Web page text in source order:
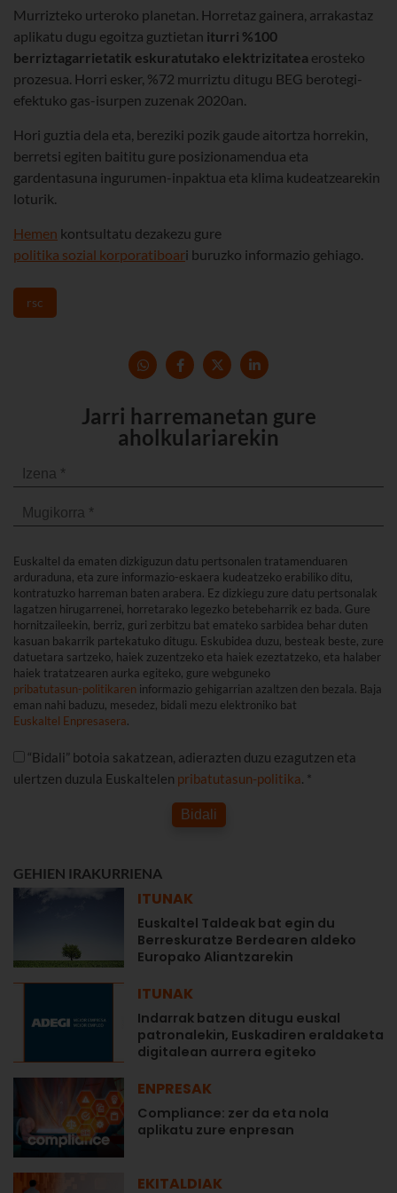
Murrizteko urteroko planetan. Horretaz gainera, arrakastaz
aplikatu dugu egoitza guztietan iturri %100
berriztagarrietatik eskuratutako elektrizitatea erosteko
prozesua. Horri esker, %72 murriztu ditugu BEG berotegi-
efektuko gas-isurpen zuzenak 2020an.
Hori guztia dela eta, bereziki pozik gaude aitortza horrekin,
berretsi egiten baititu gure posizionamendua eta
gardentasuna ingurumen-inpaktua eta klima kudeatzearekin
loturik.
Hemen kontsultatu dezakezu gure
politika sozial korporatiboari buruzko informazio gehiago.
rsc
Jarri harremanetan gure
aholkulariarekin
Euskaltel da ematen dizkiguzun datu pertsonalen tratamenduaren
arduraduna, eta zure informazio-eskaera kudeatzeko erabiliko ditu,
kontratuzko harreman baten arabera. Ez dizkiegu zure datu pertsonalak
lagatzen hirugarrenei, horretarako legezko betebeharrik ez bada. Gure
hornitzaileekin, berriz, guri zerbitzu bat emateko sarbidea behar duten
kasuan bakarrik partekatuko ditugu. Eskubidea duzu, besteak beste, zure
datuetara sartzeko, haiek zuzentzeko eta haiek ezeztatzeko, eta halaber
haiek tratatzearen aurka egiteko, gure webguneko
pribatutasun-politikaren informazio gehigarrian azaltzen den bezala. Baja
eman nahi baduzu, mesedez, bidali mezu elektroniko bat
Euskaltel Enpresasera.
“Bidali” botoia sakatzean, adierazten duzu ezagutzen eta
ulertzen duzula Euskaltelen pribatutasun-politika. *
Bidali
GEHIEN IRAKURRIENA
ITUNAK
Euskaltel Taldeak bat egin du
Berreskuratze Berdearen aldeko
Europako Aliantzarekin
ITUNAK
Indarrak batzen ditugu euskal
patronalekin, Euskadiren eraldaketa
digitalean aurrera egiteko
ENPRESAK
Compliance: zer da eta nola
aplikatu zure enpresan
EKITALDIAK